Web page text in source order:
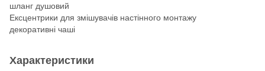
шланг душовий
Ексцентрики для змішувачів настінного монтажу
декоративні чаші
Характеристики